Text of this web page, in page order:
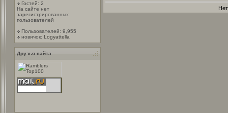
Гостей: 2
На сайте нет
зарегистрированных
пользователей
Пользователей: 9,955
новичок: Logyattella
Друзья сайта